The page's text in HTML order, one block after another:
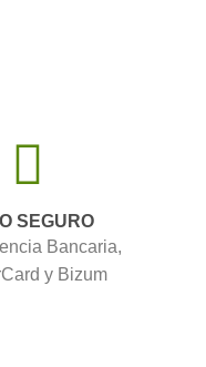
SEGURO
Bancaria,
y Bizum